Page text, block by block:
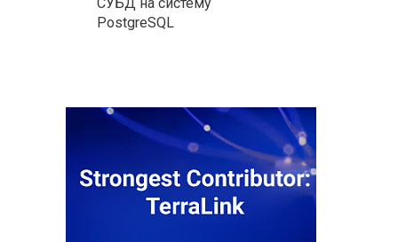
СУБД на систему
PostgreSQL